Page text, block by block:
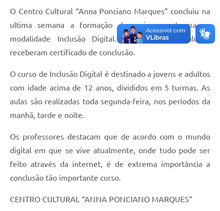
O Centro Cultural “Anna Ponciano Marques” concluiu na
ultima semana a formação de mais uma turma na
modalidade Inclusão Digital. Na ocasião 35 alunos
receberam certificado de conclusão.
O curso de Inclusão Digital é destinado a jovens e adultos
com idade acima de 12 anos, divididos em 5 turmas. As
aulas são realizadas toda segunda-feira, nos períodos da
manhã, tarde e noite.
Os professores destacam que de acordo com o mundo
digital em que se vive atualmente, onde tudo pode ser
feito através da internet, é de extrema importância a
conclusão tão importante curso.
CENTRO CULTURAL “ANNA PONCIANO MARQUES”